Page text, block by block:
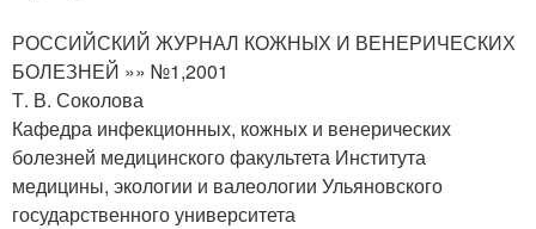
РОССИЙСКИЙ ЖУРНАЛ КОЖНЫХ И ВЕНЕРИЧЕСКИХ
БОЛЕЗНЕЙ »» №1,2001
Т. В. Соколова
Кафедра инфекционных, кожных и венерических
болезней медицинского факультета Института
медицины, экологии и валеологии Ульяновского
государственного университета